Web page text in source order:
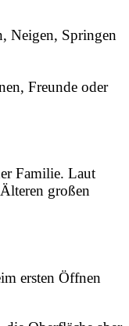
Neigen, Springen
Freunde oder
Familie. Laut
großen
ersten Öffnen